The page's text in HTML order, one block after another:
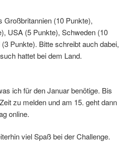
Großbritannien (10 Punkte),
USA (5 Punkte), Schweden (10
Punkte). Bitte schreibt auch dabei,
hattet bei dem Land.
ich für den Januar benötige. Bis
zu melden und am 15. geht dann
online.
viel Spaß bei der Challenge.